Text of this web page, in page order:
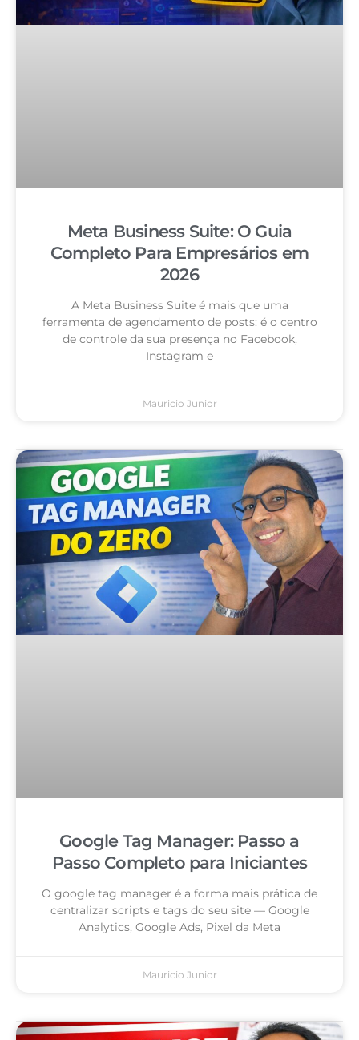
Meta Business Suite: O Guia
Completo Para Empresários em
2026
A Meta Business Suite é mais que uma
ferramenta de agendamento de posts: é o centro
de controle da sua presença no Facebook,
Instagram e
Mauricio Junior
Google Tag Manager: Passo a
Passo Completo para Iniciantes
O google tag manager é a forma mais prática de
centralizar scripts e tags do seu site — Google
Analytics, Google Ads, Pixel da Meta
Mauricio Junior